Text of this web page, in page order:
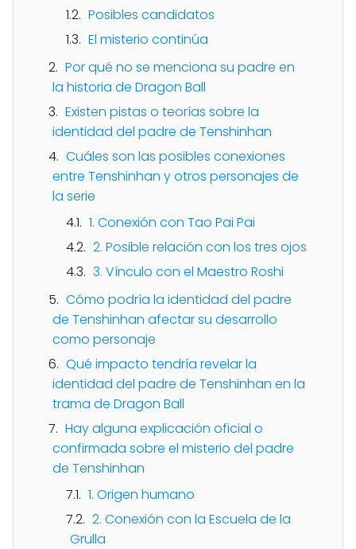
Posibles candidatos
El misterio continúa
Por qué no se menciona su padre en
la historia de Dragon Ball
Existen pistas o teorías sobre la
identidad del padre de Tenshinhan
Cuáles son las posibles conexiones
entre Tenshinhan y otros personajes de
la serie
1. Conexión con Tao Pai Pai
2. Posible relación con los tres ojos
3. Vínculo con el Maestro Roshi
Cómo podría la identidad del padre
de Tenshinhan afectar su desarrollo
como personaje
Qué impacto tendría revelar la
identidad del padre de Tenshinhan en la
trama de Dragon Ball
Hay alguna explicación oficial o
confirmada sobre el misterio del padre
de Tenshinhan
1. Origen humano
2. Conexión con la Escuela de la
Grulla